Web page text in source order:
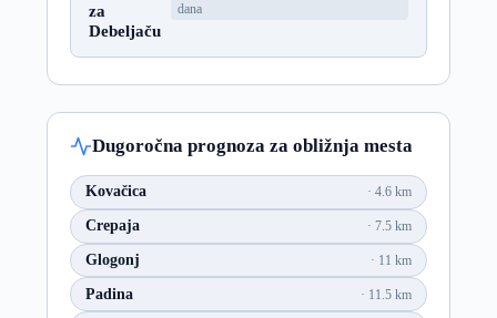
za
Debeljaču
dana
Dugoročna prognoza za obližnja mesta
Kovačica 4.6 km
Crepaja 7.5 km
Glogonj 11 km
Padina 11.5 km